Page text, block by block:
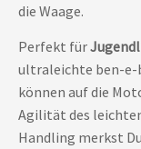
die Waage.
Perfekt für
ultraleichte ben-e-
können auf die
Agilität des
Handling merkst